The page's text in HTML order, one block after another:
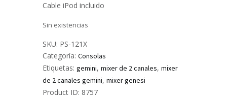
Cable iPod incluido
Sin existencias
SKU: PS-121X
Categoría: Consolas
Etiquetas: gemini, mixer de 2 canales, mixer
de 2 canales gemini, mixer genesi
Product ID: 8757